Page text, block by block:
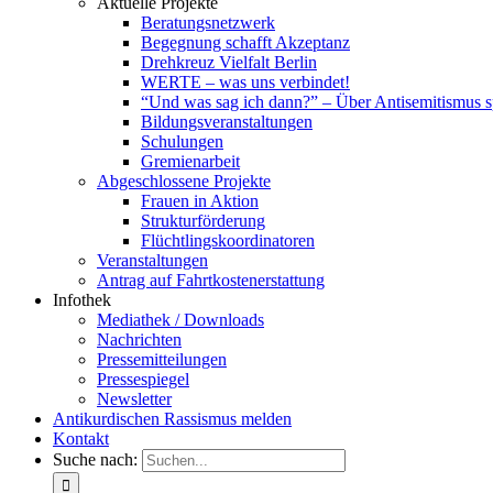
Beratungsnetzwerk
Begegnung schafft Akzeptanz
Drehkreuz Vielfalt Berlin
WERTE – was uns verbindet!
“Und was sag ich dann?” – Über Antisemitismus
Bildungsveranstaltungen
Schulungen
Gremienarbeit
Abgeschlossene Projekte
Frauen in Aktion
Strukturförderung
Flüchtlingskoordinatoren
Veranstaltungen
Antrag auf Fahrtkostenerstattung
Infothek
Mediathek / Downloads
Nachrichten
Pressemitteilungen
Pressespiegel
Newsletter
Antikurdischen Rassismus melden
Kontakt
Suche nach: